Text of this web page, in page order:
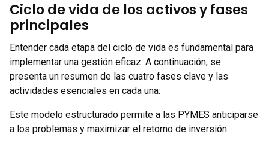
Ciclo de vida de los activos y fases
principales
Entender cada etapa del ciclo de vida es fundamental para
implementar una gestión eficaz. A continuación, se
presenta un resumen de las cuatro fases clave y las
actividades esenciales en cada una:
Este modelo estructurado permite a las PYMES anticiparse
a los problemas y maximizar el retorno de inversión.